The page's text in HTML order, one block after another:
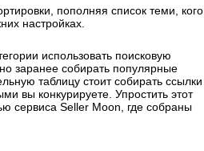
пополняя список теми, кого
настройках.
использовать поисковую
заранее собирать популярные
таблицу стоит собирать ссылки
вы конкурируете. Упростить этот
сервиса Seller Moon, где собраны